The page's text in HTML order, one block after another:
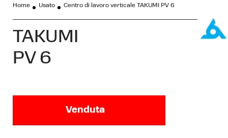
Home Usato Centro di lavoro verticale TAKUMI PV 6
TAKUMI
PV 6
Venduta